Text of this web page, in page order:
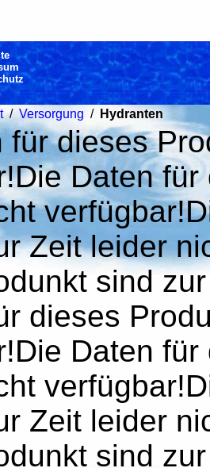
/ Versorgung / Hydranten
für dieses
Daten
Zeit leider
sind
dieses
Daten
Zeit leider
sind